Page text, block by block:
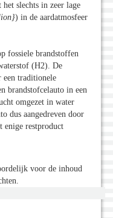
slechts in zeer lage
) in de aardatmosfeer
fossiele brandstoffen
(H2). De
een traditionele
brandstofcelauto in een
omgezet in water
dus aangedreven door
enige restproduct
voor de inhoud